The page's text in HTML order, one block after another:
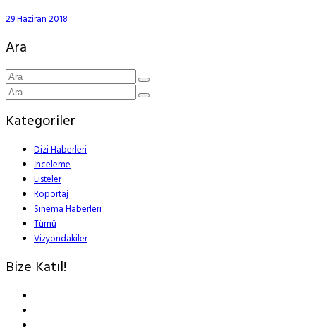
29 Haziran 2018
Ara
Kategoriler
Dizi Haberleri
İnceleme
Listeler
Röportaj
Sinema Haberleri
Tümü
Vizyondakiler
Bize Katıl!